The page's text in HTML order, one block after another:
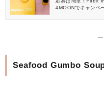
4MOONでキャンペ
―
Seafood Gumbo